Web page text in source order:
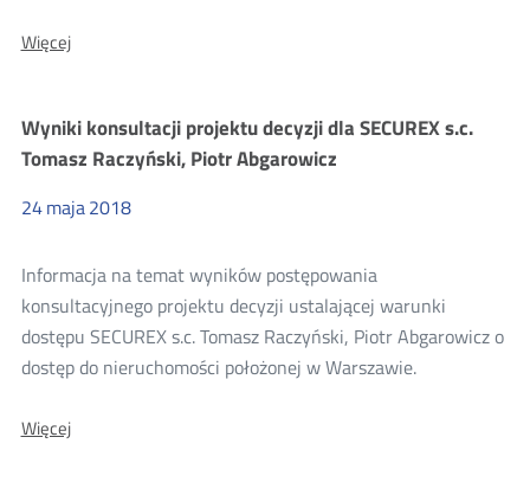
WięcejO:
decyzji
Actus
Info
o.o.
Wyniki konsultacji projektu decyzji dla SECUREX s.c.
Tomasz Raczyński, Piotr Abgarowicz
24maja2018
Informacja na temat wyników postępowania
konsultacyjnego projektu decyzji ustalającej warunki
dostępu SECUREX s.c. Tomasz Raczyński, Piotr Abgarowicz o
dostęp do nieruchomości położonej w Warszawie.
WięcejO: